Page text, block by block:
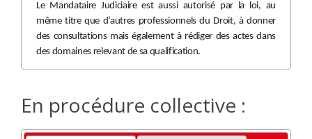
Le Mandataire Judiciaire est aussi autorisé par la loi, au
même titre que d’autres professionnels du Droit, à donner
des consultations mais également à rédiger des actes dans
des domaines relevant de sa qualification.
En procédure collective :